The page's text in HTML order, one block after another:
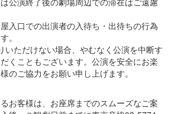
入口での出演者の入待ち・出待ちの行為
。
いただけない場合、やむなく公演を中断す
くこともございます。公演を安全にお楽
のご協力をお願い申し上げます。
お客様は、お座席までのスムーズなご案